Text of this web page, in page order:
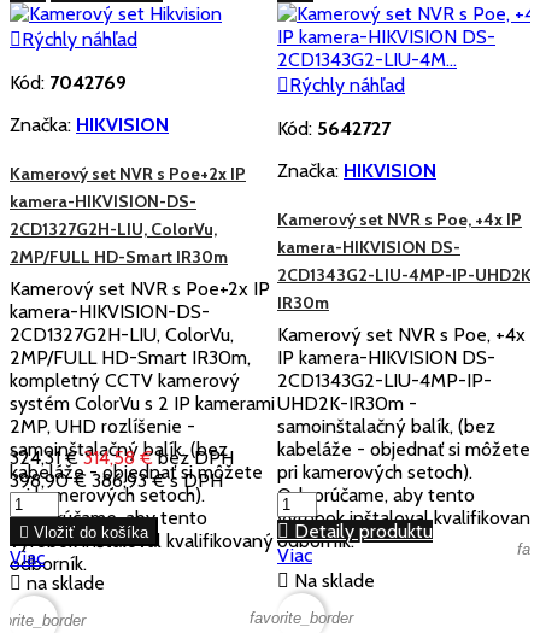
Rýchly náhľad
Kód: 7042769
Značka: HIKVISION
Kamerový set NVR s Poe+2x IP
kamera-HIKVISION-DS-
2CD1327G2H-LIU, ColorVu,
2MP/FULL HD-Smart IR30m
Kamerový set NVR s Poe+2x IP
kamera-HIKVISION-DS-
2CD1327G2H-LIU, ColorVu,
2MP/FULL HD-Smart IR30m,
kompletný CCTV kamerový
systém ColorVu s 2 IP kamerami
2MP, UHD rozlíšenie -
samoinštalačný balík. (bez
kabeláže - objednať si môžete
pri kamerových setoch).
Odporúčame, aby tento
výrobok inštaloval kvalifikovaný
odborník.
324,31 € 314,58 € bez DPH
398,90 € 386,93 € s DPH
 Vložiť do košíka
Viac
 na sklade
Rýchly náhľad
Kód: 5642727
Značka: HIKVISION
Kamerový set NVR s Poe, +4x IP
kamera-HIKVISION DS-
2CD1343G2-LIU-4MP-IP-UHD2K-
IR30m
Kamerový set NVR s Poe, +4x
IP kamera-HIKVISION DS-
2CD1343G2-LIU-4MP-IP-
UHD2K-IR30m -
samoinštalačný balík, (bez
kabeláže - objednať si môžete
pri kamerových setoch).
Odporúčame, aby tento
výrobok inštaloval kvalifikovaný
odborník.
 Detaily produktu
Viac
 Na sklade
favorite_border